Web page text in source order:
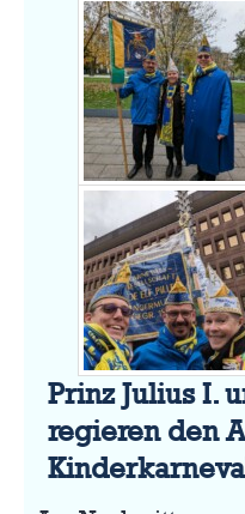
Prinz Julius I.
regieren den